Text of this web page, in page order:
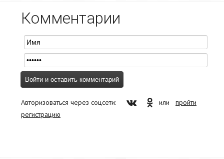
Комментарии
Авторизоваться через соцсети: или пройти
регистрацию